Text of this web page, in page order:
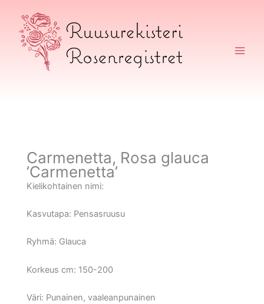
sisältöön
Carmenetta, Rosa glauca
’Carmenetta’
Kielikohtainen nimi:
Kasvutapa: Pensasruusu
Ryhmä: Glauca
Korkeus cm: 150-200
Väri: Punainen, vaaleanpunainen